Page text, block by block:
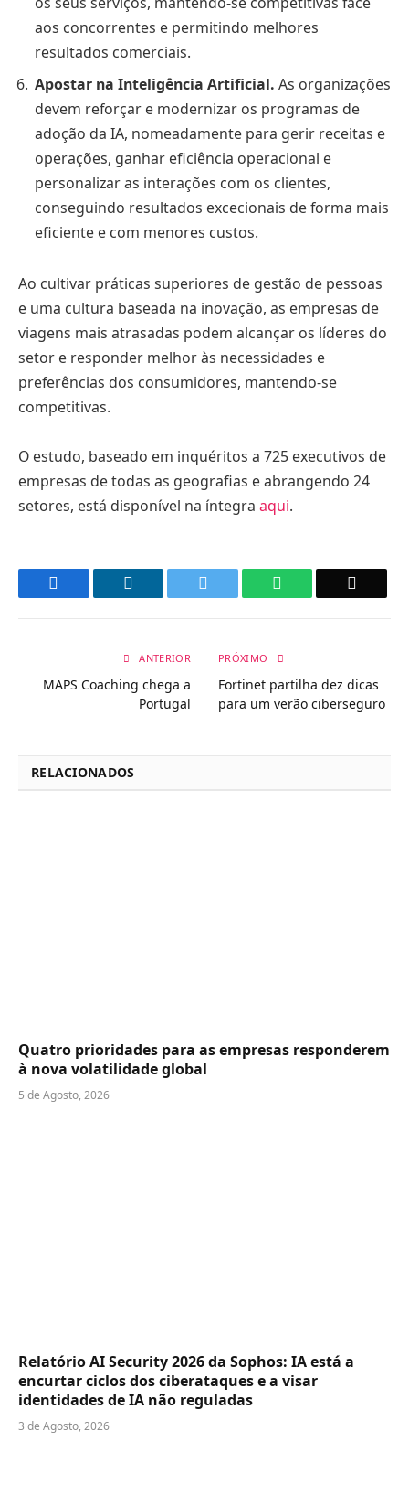
aos concorrentes e permitindo melhores
resultados comerciais.
Apostar na Inteligência Artificial. As organizações
devem reforçar e modernizar os programas de
adoção da IA, nomeadamente para gerir receitas e
operações, ganhar eficiência operacional e
personalizar as interações com os clientes,
conseguindo resultados excecionais de forma mais
eficiente e com menores custos.
Ao cultivar práticas superiores de gestão de pessoas
e uma cultura baseada na inovação, as empresas de
viagens mais atrasadas podem alcançar os líderes do
setor e responder melhor às necessidades e
preferências dos consumidores, mantendo-se
competitivas.
O estudo, baseado em inquéritos a 725 executivos de
empresas de todas as geografias e abrangendo 24
setores, está disponível na íntegra aqui.
WhatsApp
ANTERIOR
MAPS Coaching chega a
Portugal
PRÓXIMO
Fortinet partilha dez dicas
para um verão ciberseguro
RELACIONADOS
Quatro prioridades para as empresas responderem
à nova volatilidade global
5 de Agosto, 2026
Relatório AI Security 2026 da Sophos: IA está a
encurtar ciclos dos ciberataques e a visar
identidades de IA não reguladas
3 de Agosto, 2026